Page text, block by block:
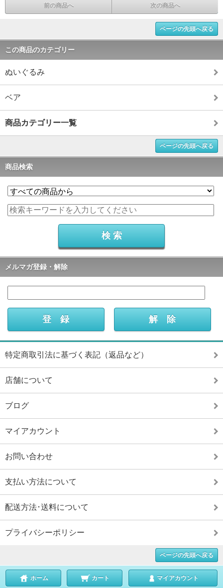
前の商品へ 次の商品へ
ページの先頭へ戻る
この商品のカテゴリー
ぬいぐるみ
ベア
商品カテゴリー一覧
ページの先頭へ戻る
商品検索
メルマガ登録・解除
特定商取引法に基づく表記（返品など）
店舗について
ブログ
マイアカウント
お問い合わせ
支払い方法について
配送方法･送料について
プライバシーポリシー
ページの先頭へ戻る
ホーム カート マイアカウント